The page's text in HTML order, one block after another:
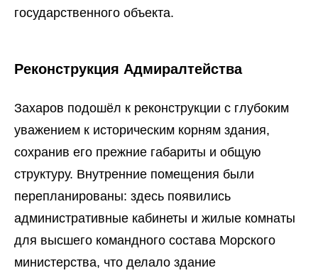
государственного объекта.
Реконструкция Адмиралтейства
Захаров подошёл к реконструкции с глубоким
уважением к историческим корням здания,
сохранив его прежние габариты и общую
структуру. Внутренние помещения были
перепланированы: здесь появились
административные кабинеты и жилые комнаты
для высшего командного состава Морского
министерства, что делало здание